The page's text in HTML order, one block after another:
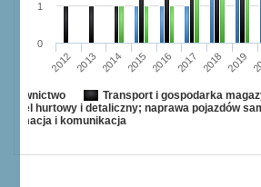
2012 2013 2014 2015 2016 2017 2018 2019
0
1
Transport i gospodarka
hurtowy i detaliczny; naprawa pojazdów
i komunikacja